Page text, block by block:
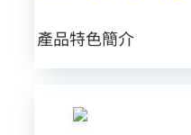
產品特色簡介